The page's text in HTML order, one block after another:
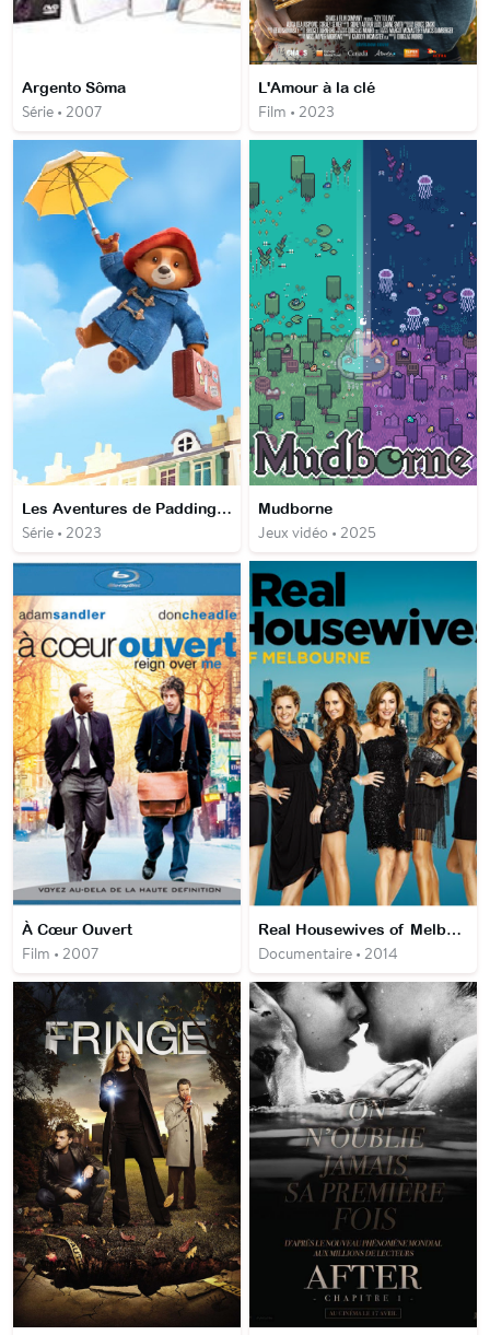
Argento Sôma
Série • 2007
L'Amour à la clé
Film • 2023
Les Aventures de Paddington
Série • 2023
Mudborne
Jeux vidéo • 2025
À Cœur Ouvert
Film • 2007
Real Housewives of Melbourne
Documentaire • 2014